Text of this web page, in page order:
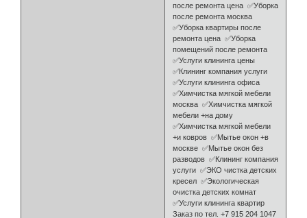
после ремонта цена ✅Уборка
после ремонта москва
✅Уборка квартиры после
ремонта цена ✅Уборка
помещений после ремонта
✅Услуги клининга цены
✅Клининг компания услуги
✅Услуги клининга офиса
✅Химчистка мягкой мебели
москва ✅Химчистка мягкой
мебели +на дому
✅Химчистка мягкой мебели
+и ковров ✅Мытье окон +в
москве ✅Мытье окон без
разводов ✅Клининг компания
услуги ✅ЭКО чистка детских
кресел ✅Экологическая
очистка детских комнат
✅Услуги клининга квартир
Заказ по тел. +7 915 204 1047